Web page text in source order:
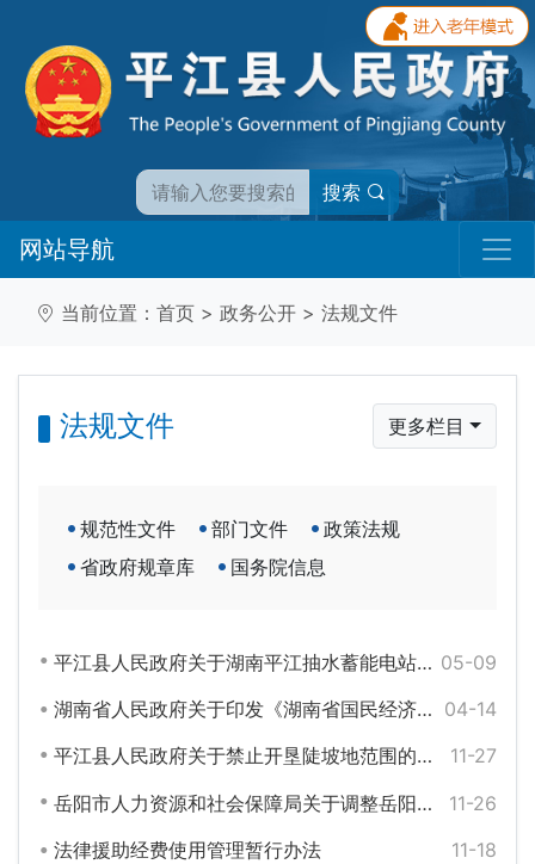
搜索
网站导航
当前位置： 首页 > 政务公开 > 法规文件
法规文件 更多栏目
规范性文件 部门文件
政策法规
省政府规章库
国务院信息
05-09
平江县人民政府关于湖南平江抽水蓄能电站水库安全管理的通告
04-14
湖南省人民政府关于印发《湖南省国民经济和社会发展第十五个五年规划纲要》的通知
11-27
平江县人民政府关于禁止开垦陡坡地范围的公告
11-26
岳阳市人力资源和社会保障局关于调整岳阳市2025年最低工资标准的通知
11-18
法律援助经费使用管理暂行办法